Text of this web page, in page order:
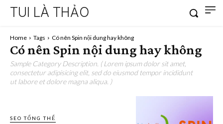
TUI LÀ THẢO
Home Tags Có nên Spin nội dung hay không
Có nên Spin nội dung hay không
Sample Category Description. ( Lorem ipsum dolor sit amet,
consectetur adipisicing elit, sed do eiusmod tempor incididunt
ut labore et dolore magna aliqua. )
SEO TỔNG THỂ